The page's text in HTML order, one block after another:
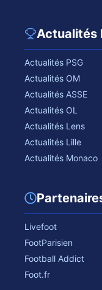
Actualités
Actualités PSG
Actualités OM
Actualités ASSE
Actualités OL
Actualités Lens
Actualités Lille
Actualités Monaco
Livefoot
FootParisien
Football Addict
Foot.fr